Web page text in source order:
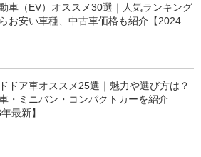
車（EV）オススメ30選｜人気ランキング
お安い車種、中古車価格も紹介【2024
ドア車オススメ25選｜魅力や選び方は？
・ミニバン・コンパクトカーを紹介
最新】